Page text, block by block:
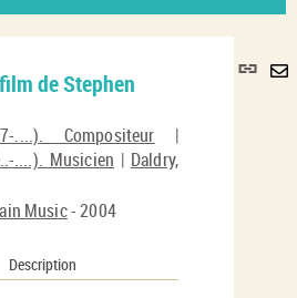
Lien
de Stephen
....). Compositeur |
....). Musicien | Daldry,
Music- 2004
Description